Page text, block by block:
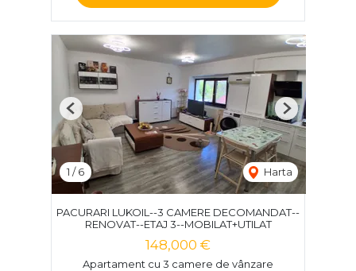
1 /6 Harta
Previous Next
PACURARI LUKOIL--3 CAMERE DECOMANDAT--
RENOVAT--ETAJ 3--MOBILAT+UTILAT
148,000 €
Apartament cu 3 camere de vânzare